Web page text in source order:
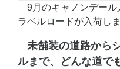
9月のキャノンデー
ラベルロードが入荷し
未舗装の道路から
ルまで、どんな道で